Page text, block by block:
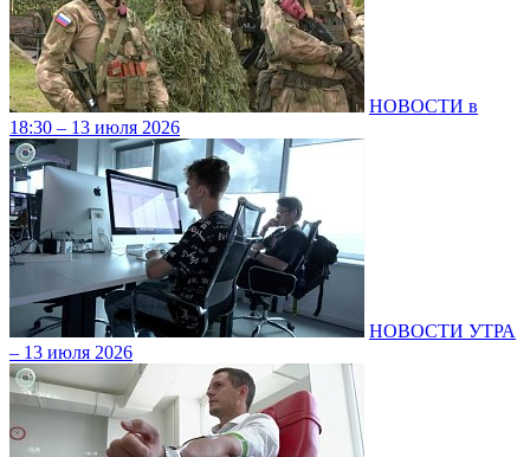
НОВОСТИ в
18:30 – 13 июля 2026
НОВОСТИ УТРА
– 13 июля 2026